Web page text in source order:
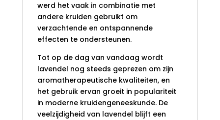
werd het vaak in combinatie met
andere kruiden gebruikt om
verzachtende en ontspannende
effecten te ondersteunen.
Tot op de dag van vandaag wordt
lavendel nog steeds geprezen om zijn
aromatherapeutische kwaliteiten, en
het gebruik ervan groeit in populariteit
in moderne kruidengeneeskunde. De
veelzijdigheid van lavendel blijft een